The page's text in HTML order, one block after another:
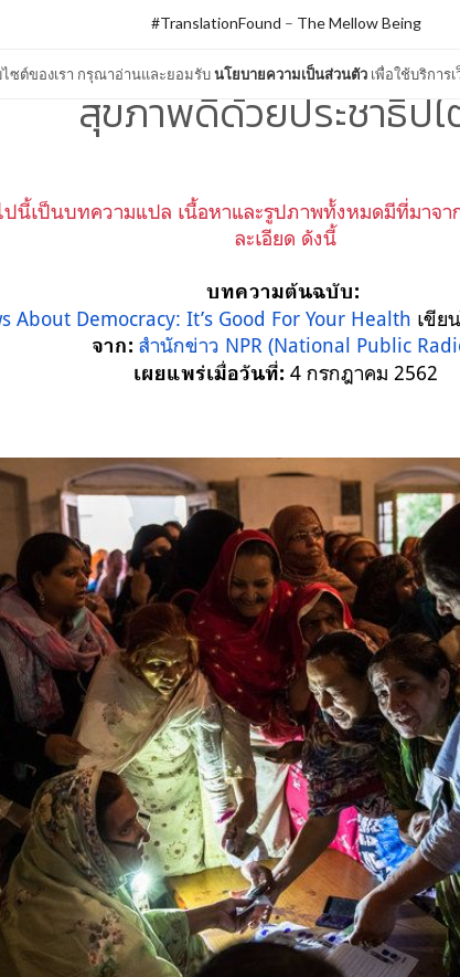
ไซต์ของเรา กรุณาอ่านและยอมรับนโยบายความเป็นส่วนตัว เพื่อใช้บริการ
#TranslationFound – The Mellow Being
สุขภาพดีด้วยประชาธิป
นี้เป็นบทความแปล เนื้อหาและรูปภาพทั้งหมดมีที่มาจ
ละเอียด ดังนี้
บทความต้นฉบับ:
About Democracy: It’s Good For Your Health เขีย
จาก: สำนักข่าว NPR (National Public
เผยแพร่เมื่อวันที่: 4 กรกฎาคม 2562